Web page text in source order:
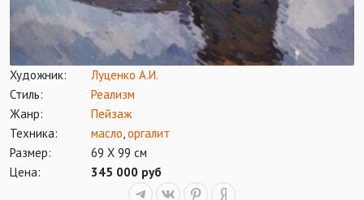
Художник:
Луценко А.И.
Стиль:
Реализм
Жанр:
Пейзаж
Техника:
масло оргалит
Размер:
69 Х 99 см
Цена:
345 000 руб